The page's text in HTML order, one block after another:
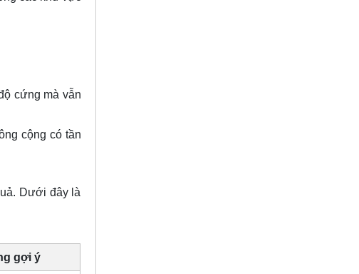
cứng mà vẫn
cộng có tần
Dưới đây là
gợi ý